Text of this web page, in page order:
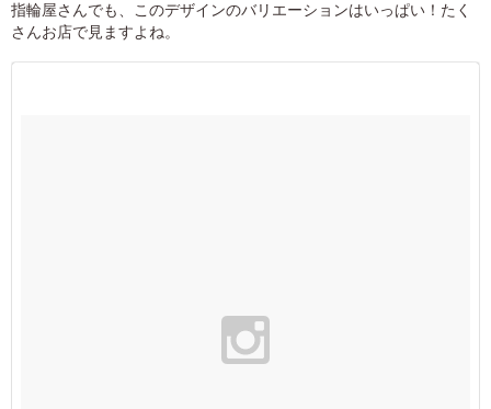
指輪屋さんでも、このデザインのバリエーションはいっぱい！たく
さんお店で見ますよね。